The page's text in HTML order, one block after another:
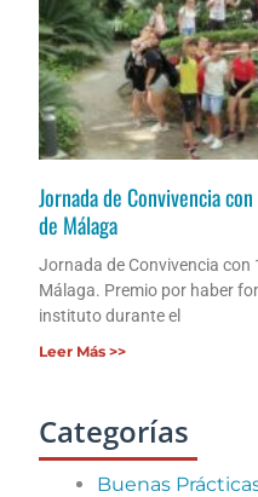
Jornada de Convivencia
de Málaga
Jornada de Convivencia con
Málaga. Premio por haber
instituto durante el
Leer Más >>
Categorías
Buenas